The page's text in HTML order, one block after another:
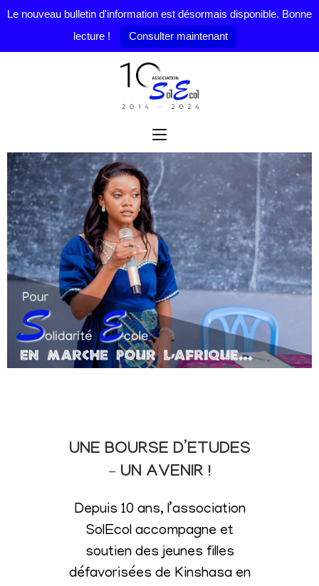
Le nouveau bulletin d'information est désormais disponible. Bonne
lecture !
Consulter maintenant
UNE BOURSE D’ETUDES
– UN AVENIR !
Depuis 10 ans, l’association
SolEcol accompagne et
soutien des jeunes filles
défavorisées de Kinshasa en